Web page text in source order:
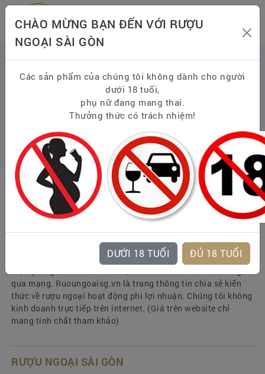
LIÊN HỆ
Tuân thủ Nghị định số 185/2013/NĐ-CP của Chính Phủ và
qua mạng. Ruoungoaisg.vn là trang thông tin chia sẻ kiến
thức về rượu ngoại hoạt động phi lợi nhuận. Chúng tôi không
kinh doanh trực tiếp trên internet. (Giá trên website chỉ
mang tính chất tham khảo)
RƯỢU NGOẠI SÀI GÒN
CHÀO MỪNG BẠN ĐẾN VỚI RƯỢU
NGOẠI SÀI GÒN
Các sản phẩm của chúng tôi không dành cho người
dưới 18 tuổi,
phụ nữ đang mang thai.
Thưởng thức có trách nhiệm!
DƯỚI 18 TUỔI ĐỦ 18 TUỔI